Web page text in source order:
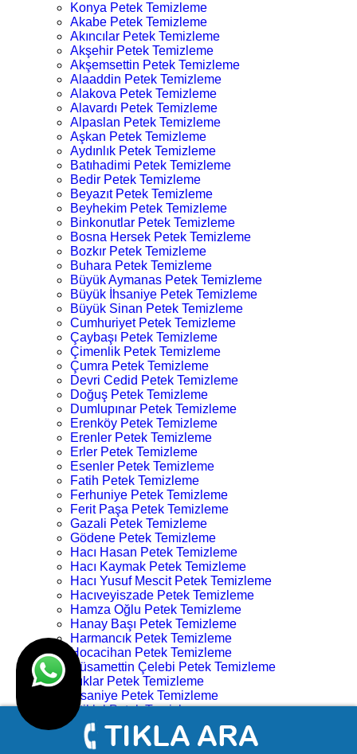
Konya Petek Temizleme
Akabe Petek Temizleme
Akıncılar Petek Temizleme
Akşehir Petek Temizleme
Akşemsettin Petek Temizleme
Alaaddin Petek Temizleme
Alakova Petek Temizleme
Alavardı Petek Temizleme
Alpaslan Petek Temizleme
Aşkan Petek Temizleme
Aydınlık Petek Temizleme
Batıhadimi Petek Temizleme
Bedir Petek Temizleme
Beyazıt Petek Temizleme
Beyhekim Petek Temizleme
Binkonutlar Petek Temizleme
Bosna Hersek Petek Temizleme
Bozkır Petek Temizleme
Buhara Petek Temizleme
Büyük Aymanas Petek Temizleme
Büyük İhsaniye Petek Temizleme
Büyük Sinan Petek Temizleme
Cumhuriyet Petek Temizleme
Çaybaşı Petek Temizleme
Çimenlik Petek Temizleme
Çumra Petek Temizleme
Devri Cedid Petek Temizleme
Doğuş Petek Temizleme
Dumlupınar Petek Temizleme
Erenköy Petek Temizleme
Erenler Petek Temizleme
Erler Petek Temizleme
Esenler Petek Temizleme
Fatih Petek Temizleme
Ferhuniye Petek Temizleme
Ferit Paşa Petek Temizleme
Gazali Petek Temizleme
Gödene Petek Temizleme
Hacı Hasan Petek Temizleme
Hacı Kaymak Petek Temizleme
Hacı Yusuf Mescit Petek Temizleme
Hacıveyiszade Petek Temizleme
Hamza Oğlu Petek Temizleme
Hanay Başı Petek Temizleme
Harmancık Petek Temizleme
Hocacihan Petek Temizleme
Hüsamettin Çelebi Petek Temizleme
Işıklar Petek Temizleme
İhsaniye Petek Temizleme
İstiklal Petek Temizleme
Kampüs Petek Temizleme
Karahüyük Petek Temizleme